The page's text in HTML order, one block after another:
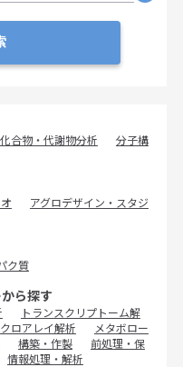
化合物・代謝物分析
分子構
アグロデザイン・スタジ
ク質
ら探す
トランスクリプトーム解
ロアレイ解析
メタボロー
構築・作製
前処理・保
情報処理・解析